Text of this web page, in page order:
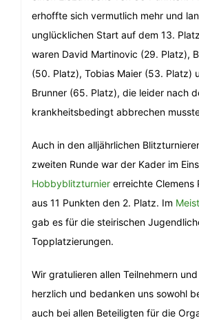
erhoffte sich vermutlich mehr und
unglücklichen Start auf dem 13.
waren David Martinovic (29. Platz),
(50. Platz), Tobias Maier (53. Platz)
Brunner (65. Platz), die leider nach
krankheitsbedingt abbrechen
Auch in den alljährlichen
zweiten Runde war der Kader im
Hobbyblitzturnier erreichte Clemens
aus 11 Punkten den 2. Platz. Im
gab es für die steirischen
Topplatzierungen.
Wir gratulieren allen Teilnehmern
herzlich und bedanken uns sowohl
auch bei allen Beteiligten für die